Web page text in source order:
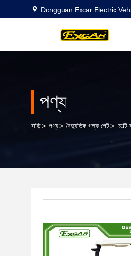
Dongguan Excar Electric
পণ্য
বাড়ি> পণ্য> বৈদ্যুতিক গল্ফ গেট>